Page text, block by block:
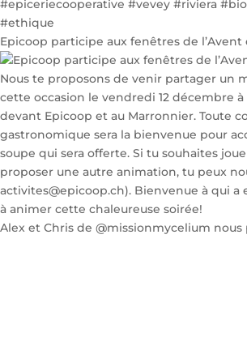
Epicoop participe aux fenêtres de l’Avent
Alex et Chris de @missionmycelium nous